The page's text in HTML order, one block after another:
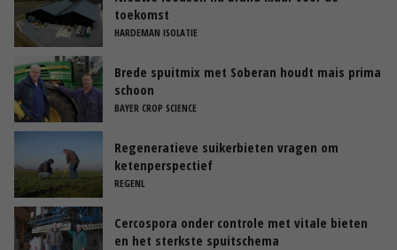
toekomst
HARDEMAN ISOLATIE
Brede spuitmix met Soberan houdt mais prima
schoon
BAYER CROP SCIENCE
Regeneratieve suikerbieten vragen om
ketenperspectief
REGENL
Cercospora onder controle met vitale bieten
en het sterkste spuitschema